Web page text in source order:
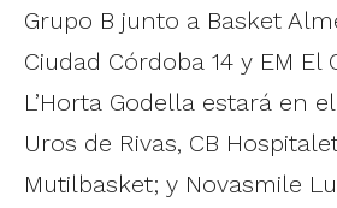
Grupo B junto a Basket
Ciudad Córdoba 14 y EM El
L’Horta Godella estará en
Uros de Rivas, CB
Mutilbasket; y Novasmile